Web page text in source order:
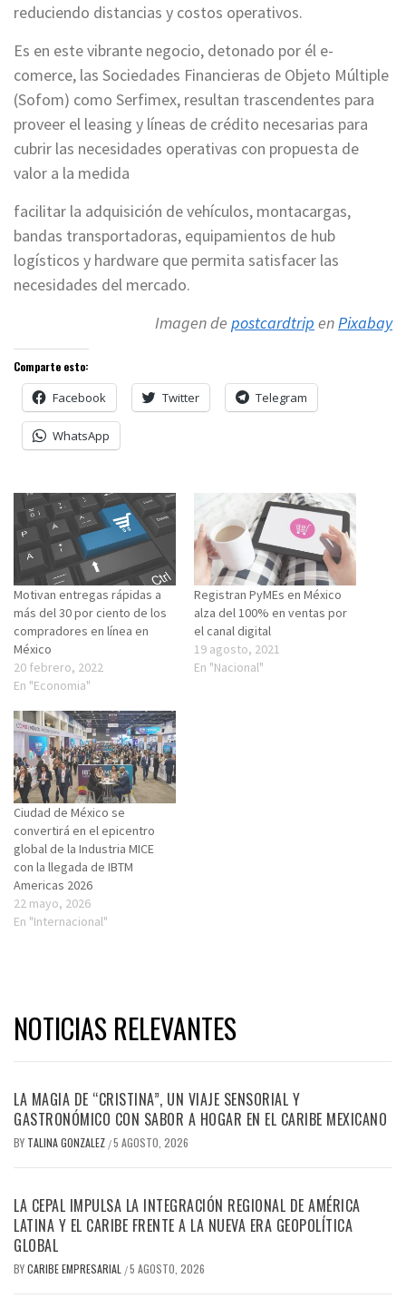
reduciendo distancias y costos operativos.
Es en este vibrante negocio, detonado por él e-
comerce, las Sociedades Financieras de Objeto Múltiple
(Sofom) como Serfimex, resultan trascendentes para
proveer el leasing y líneas de crédito necesarias para
cubrir las necesidades operativas con propuesta de
valor a la medida
facilitar la adquisición de vehículos, montacargas,
bandas transportadoras, equipamientos de hub
logísticos y hardware que permita satisfacer las
necesidades del mercado.
Imagen de postcardtrip enPixabay
Comparte esto:
Facebook Twitter Telegram
WhatsApp
Motivan entregas rápidas a
más del 30 por ciento de los
compradores en línea en
México
20 febrero, 2022
En "Economia"
Registran PyMEs en México
alza del 100% en ventas por
el canal digital
19 agosto, 2021
En "Nacional"
Ciudad de México se
convertirá en el epicentro
global de la Industria MICE
con la llegada de IBTM
Americas 2026
22 mayo, 2026
En "Internacional"
NOTICIAS RELEVANTES
LA MAGIA DE “CRISTINA”, UN VIAJE SENSORIAL Y
GASTRONÓMICO CON SABOR A HOGAR EN EL CARIBE MEXICANO
BY TALINA GONZALEZ /5 AGOSTO, 2026
LA CEPAL IMPULSA LA INTEGRACIÓN REGIONAL DE AMÉRICA
LATINA Y EL CARIBE FRENTE A LA NUEVA ERA GEOPOLÍTICA
GLOBAL
BYCARIBE EMPRESARIAL /5 AGOSTO, 2026